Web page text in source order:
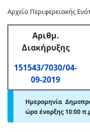
Αρχείο Περιφερειακής
Αριθμ.
Διακήρυξης
151543/7030/04-
09-2019
Ημερομηνία
ώρα έναρξης 10:00